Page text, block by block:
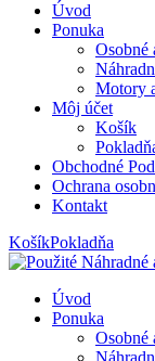
Úvod
Ponuka
Osobné
Motory
Môj účet
Košík
Obchodné
Ochrana
Kontakt
KošíkPokladňa
Úvod
Ponuka
Osobné